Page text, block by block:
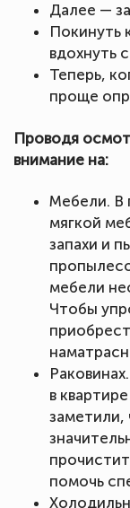
Далее —
Покинуть
вдохнуть
Теперь,
проще
Проводя
внимание на:
Мебели. В
мягкой
запахи и
мебели
Чтобы
в
заметили,
помочь